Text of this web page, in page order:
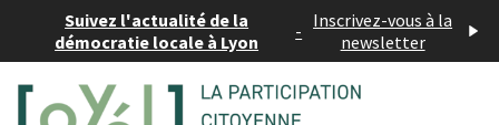
Suivez l'actualité de la
démocratie locale à Lyon
- Inscrivez-vous à la
newsletter